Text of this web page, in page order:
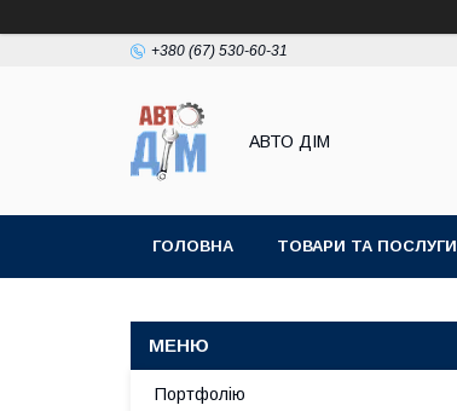
+380 (67) 530-60-31
АВТО ДIМ
ГОЛОВНА ТОВАРИ ТА ПОСЛУГИ
Портфолію